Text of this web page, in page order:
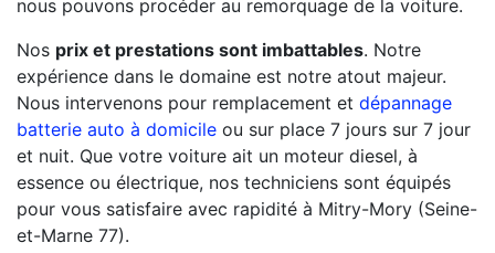
nous pouvons procéder au remorquage de la voiture.
Nos prix et prestations sont imbattables. Notre
expérience dans le domaine est notre atout majeur.
Nous intervenons pour remplacement et dépannage
batterie auto à domicile ou sur place 7 jours sur 7 jour
et nuit. Que votre voiture ait un moteur diesel, à
essence ou électrique, nos techniciens sont équipés
pour vous satisfaire avec rapidité à Mitry-Mory (Seine-
et-Marne 77).